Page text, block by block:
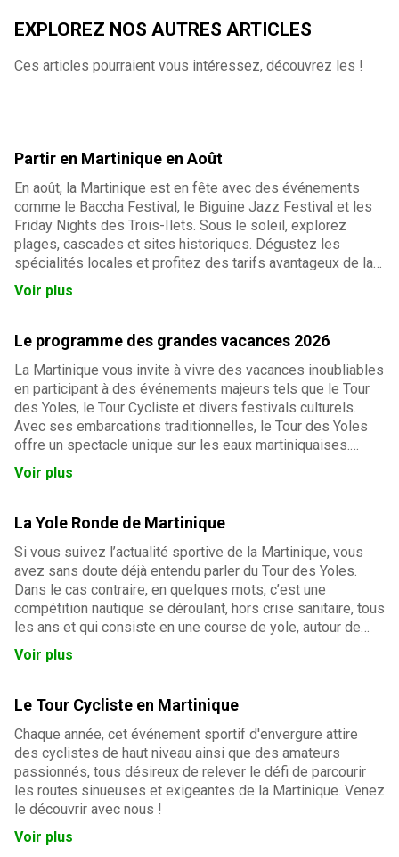
EXPLOREZ NOS AUTRES ARTICLES
Ces articles pourraient vous intéressez, découvrez les !
Partir en Martinique en Août
En août, la Martinique est en fête avec des événements
comme le Baccha Festival, le Biguine Jazz Festival et les
Friday Nights des Trois-Ilets. Sous le soleil, explorez
plages, cascades et sites historiques. Dégustez les
spécialités locales et profitez des tarifs avantageux de la
basse saison. La Martinique en août, c'est détente, culture
et festivités pour des vacances inoubliables.
Voir plus
Le programme des grandes vacances 2026
La Martinique vous invite à vivre des vacances inoubliables
en participant à des événements majeurs tels que le Tour
des Yoles, le Tour Cycliste et divers festivals culturels.
Avec ses embarcations traditionnelles, le Tour des Yoles
offre un spectacle unique sur les eaux martiniquaises.
Préparez-vous à une immersion totale dans la culture et
les traditions martiniquaises durant vos vacances de 2025.
Voir plus
La Yole Ronde de Martinique
Si vous suivez l’actualité sportive de la Martinique, vous
avez sans doute déjà entendu parler du Tour des Yoles.
Dans le cas contraire, en quelques mots, c’est une
compétition nautique se déroulant, hors crise sanitaire, tous
les ans et qui consiste en une course de yole, autour de
l’île pendant plusieurs jours. Mais qu’est ce que la yole
martiniquaise ? Quelles sont ses origines, ses
Voir plus
Le Tour Cycliste en Martinique
Chaque année, cet événement sportif d'envergure attire
des cyclistes de haut niveau ainsi que des amateurs
passionnés, tous désireux de relever le défi de parcourir
les routes sinueuses et exigeantes de la Martinique. Venez
le découvrir avec nous !
Voir plus